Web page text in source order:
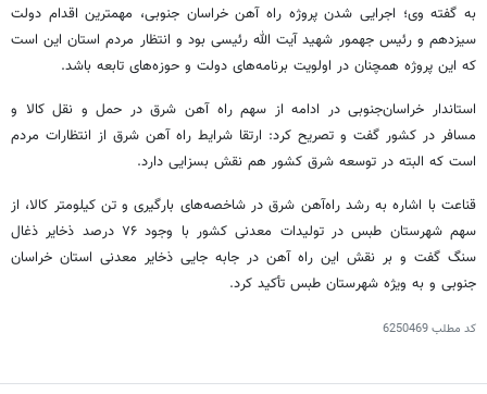
به گفته وی؛ اجرایی شدن پروژه راه آهن خراسان جنوبی، مهمترین اقدام دولت
سیزدهم و رئیسجهمور شهید آیت الله رئیسی بود و انتظار مردم استان این است
که این پروژه همچنان در اولویت برنامه‌های دولت و حوزه‌های تابعه باشد.
استاندار خراسان‌جنوبی در ادامه از سهم راه آهن شرق در حمل و نقل کالا و
مسافر در کشور گفت و تصریح کرد: ارتقا شرایط راه آهن شرق از انتظارات مردم
است که البته در توسعه شرق کشور هم نقش بسزایی دارد.
قناعت با اشاره به رشد راه‌آهن شرق در شاخصه‌های بارگیری و تن کیلومتر کالا، از
سهم شهرستان طبس در تولیدات معدنی کشور با وجود ۷۶ درصد ذخایر ذغال
سنگ گفت و بر نقش این راه آهن در جابه جایی ذخایر معدنی استان خراسان
جنوبی و به ویژه شهرستان طبس تأکید کرد.
کد مطلب6250469